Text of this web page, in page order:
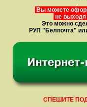
Вы можете
не выходя
Это можно
РУП "Белпочта"
СПЕШИТЕ